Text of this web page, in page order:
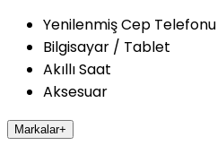
Yenilenmiş Cep Telefonu
Bilgisayar / Tablet
Akıllı Saat
Aksesuar
Markalar+